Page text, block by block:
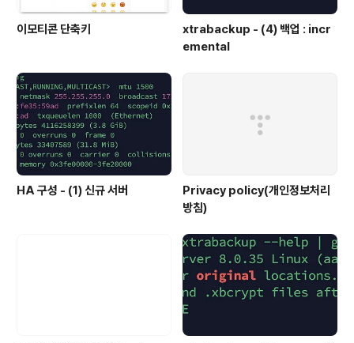
이모티콘 단축키
xtrabackup - (4) 백업 : incr
emental
HA 구성 - (1) 신규 서버
Privacy policy(개인정보처리
방침)